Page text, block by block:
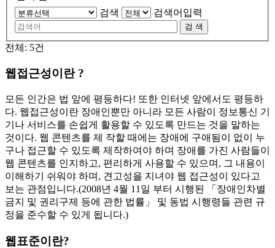
검색
검색어입력
검 색
전체: 5건
웹접근성이란 ?
모든 인간은 법 앞에 평등하다! 또한 인터넷 앞에서도 평등하
다. 웹접근성이란 장애인뿐만 아니라 모든 사람이 정보통신 기
기나 서비스를 손쉽게 활용할 수 있도록 만드는 것을 말하는
것이다. 웹 콘텐츠를 제 작할 때에는 장애에 구애됨이 없이 누
구나 접근할 수 있도록 제작하여야 하며 장애를 가진 사람들이
웹 콘텐츠를 인지하고, 편리하게 사용할 수 있으며, 그 내용이
이해하기 쉬워야 하며, 견고성을 지녀야 웹 접근성이 있다고
보는 관점입니다.(2008년 4월 11일 부터 시행된 「장애인차별
금지 및 권리구제 등에 관한 법률」 및 동법 시행령들 관련 규
정을 준수할 수 있게 됩니다.)
웹표준이란?